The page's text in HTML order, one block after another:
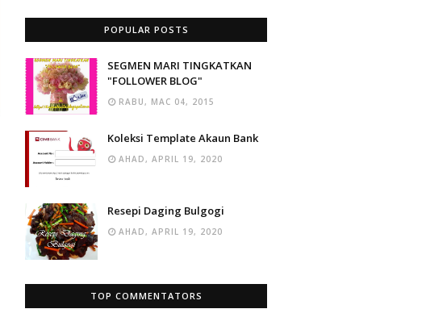
POPULAR POSTS
SEGMEN MARI TINGKATKAN
"FOLLOWER BLOG"
RABU, MAC 04, 2015
Koleksi Template Akaun Bank
AHAD, APRIL 19, 2020
Resepi Daging Bulgogi
AHAD, APRIL 19, 2020
TOP COMMENTATORS